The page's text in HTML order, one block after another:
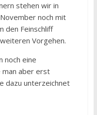
stehen wir in
noch mit
den Feinschliff
Vorgehen.
noch eine
aber erst
dazu unterzeichnet